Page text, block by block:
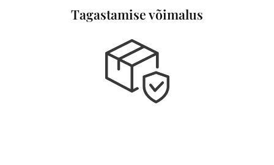
Tagastamise võimalus